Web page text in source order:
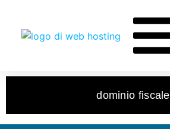
dominio fiscale